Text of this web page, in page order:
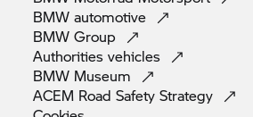
BMWautomotive
BMWGroup
Authoritiesvehicles
BMW Museum
ACEM Road SafetyStrategy